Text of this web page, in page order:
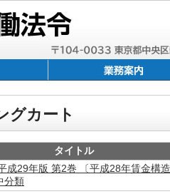
グカート
タイトル
成29年版 第2巻 〔平成28年賃金構
分類